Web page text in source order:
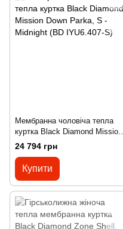
Мембранна чоловіча тепла
куртка Black Diamond Mission
Down Parka, S - Midnight (BD
IYU6.407-S)
24 794 грн
Купити